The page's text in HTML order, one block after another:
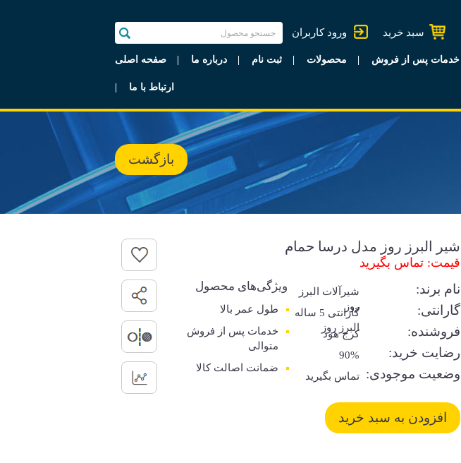
ورود کاربران سبد خرید
صفحه اصلی درباره ما ثبت نام محصولات خدمات پس از فروش
ارتباط با ما
بازگشت
شیر البرز روز مدل درسا حمام
قیمت: تماس بگیرید
نام برند:
شیرآلات البرز
روز
گارانتی:
گارانتی 5 ساله
البرز روز
فروشنده: کرج هود
رضایت خرید: 90%
وضعیت موجودی: تماس بگیرید
ویژگی‌های محصول
طول عمر بالا
خدمات پس از فروش
متوالی
ضمانت اصالت کالا